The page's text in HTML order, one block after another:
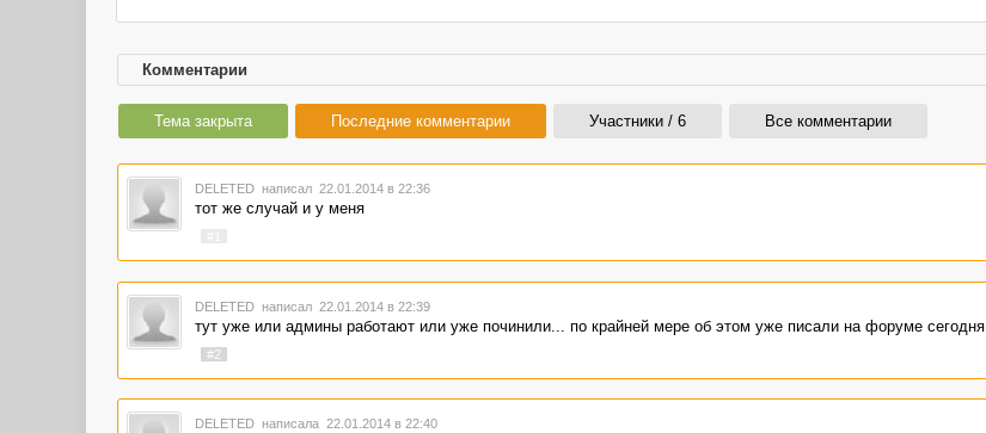
Комментарии
Тема закрыта Последние комментарии Участники / 6 Все комментарии
DELETED написал 22.01.2014 в 22:36
тот же случай и у меня
DELETED написал 22.01.2014 в 22:39
тут уже или админы работают или уже починили... по крайней мере об этом уже писали на форуме сегодня
#2
DELETED написала 22.01.2014 в 22:40